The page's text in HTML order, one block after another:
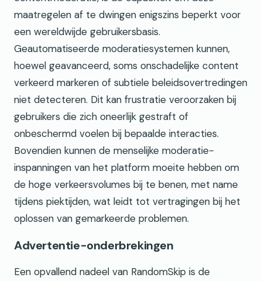
maatregelen af te dwingen enigszins beperkt voor
een wereldwijde gebruikersbasis.
Geautomatiseerde moderatiesystemen kunnen,
hoewel geavanceerd, soms onschadelijke content
verkeerd markeren of subtiele beleidsovertredingen
niet detecteren. Dit kan frustratie veroorzaken bij
gebruikers die zich oneerlijk gestraft of
onbeschermd voelen bij bepaalde interacties.
Bovendien kunnen de menselijke moderatie-
inspanningen van het platform moeite hebben om
de hoge verkeersvolumes bij te benen, met name
tijdens piektijden, wat leidt tot vertragingen bij het
oplossen van gemarkeerde problemen.
Advertentie-onderbrekingen
Een opvallend nadeel van RandomSkip is de